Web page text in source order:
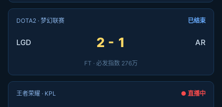
DOTA2 · 梦幻联赛 已结束
LGD 2 - 1 AR
FT · 必发指数 276万
王者荣耀 · KPL ● 直播中